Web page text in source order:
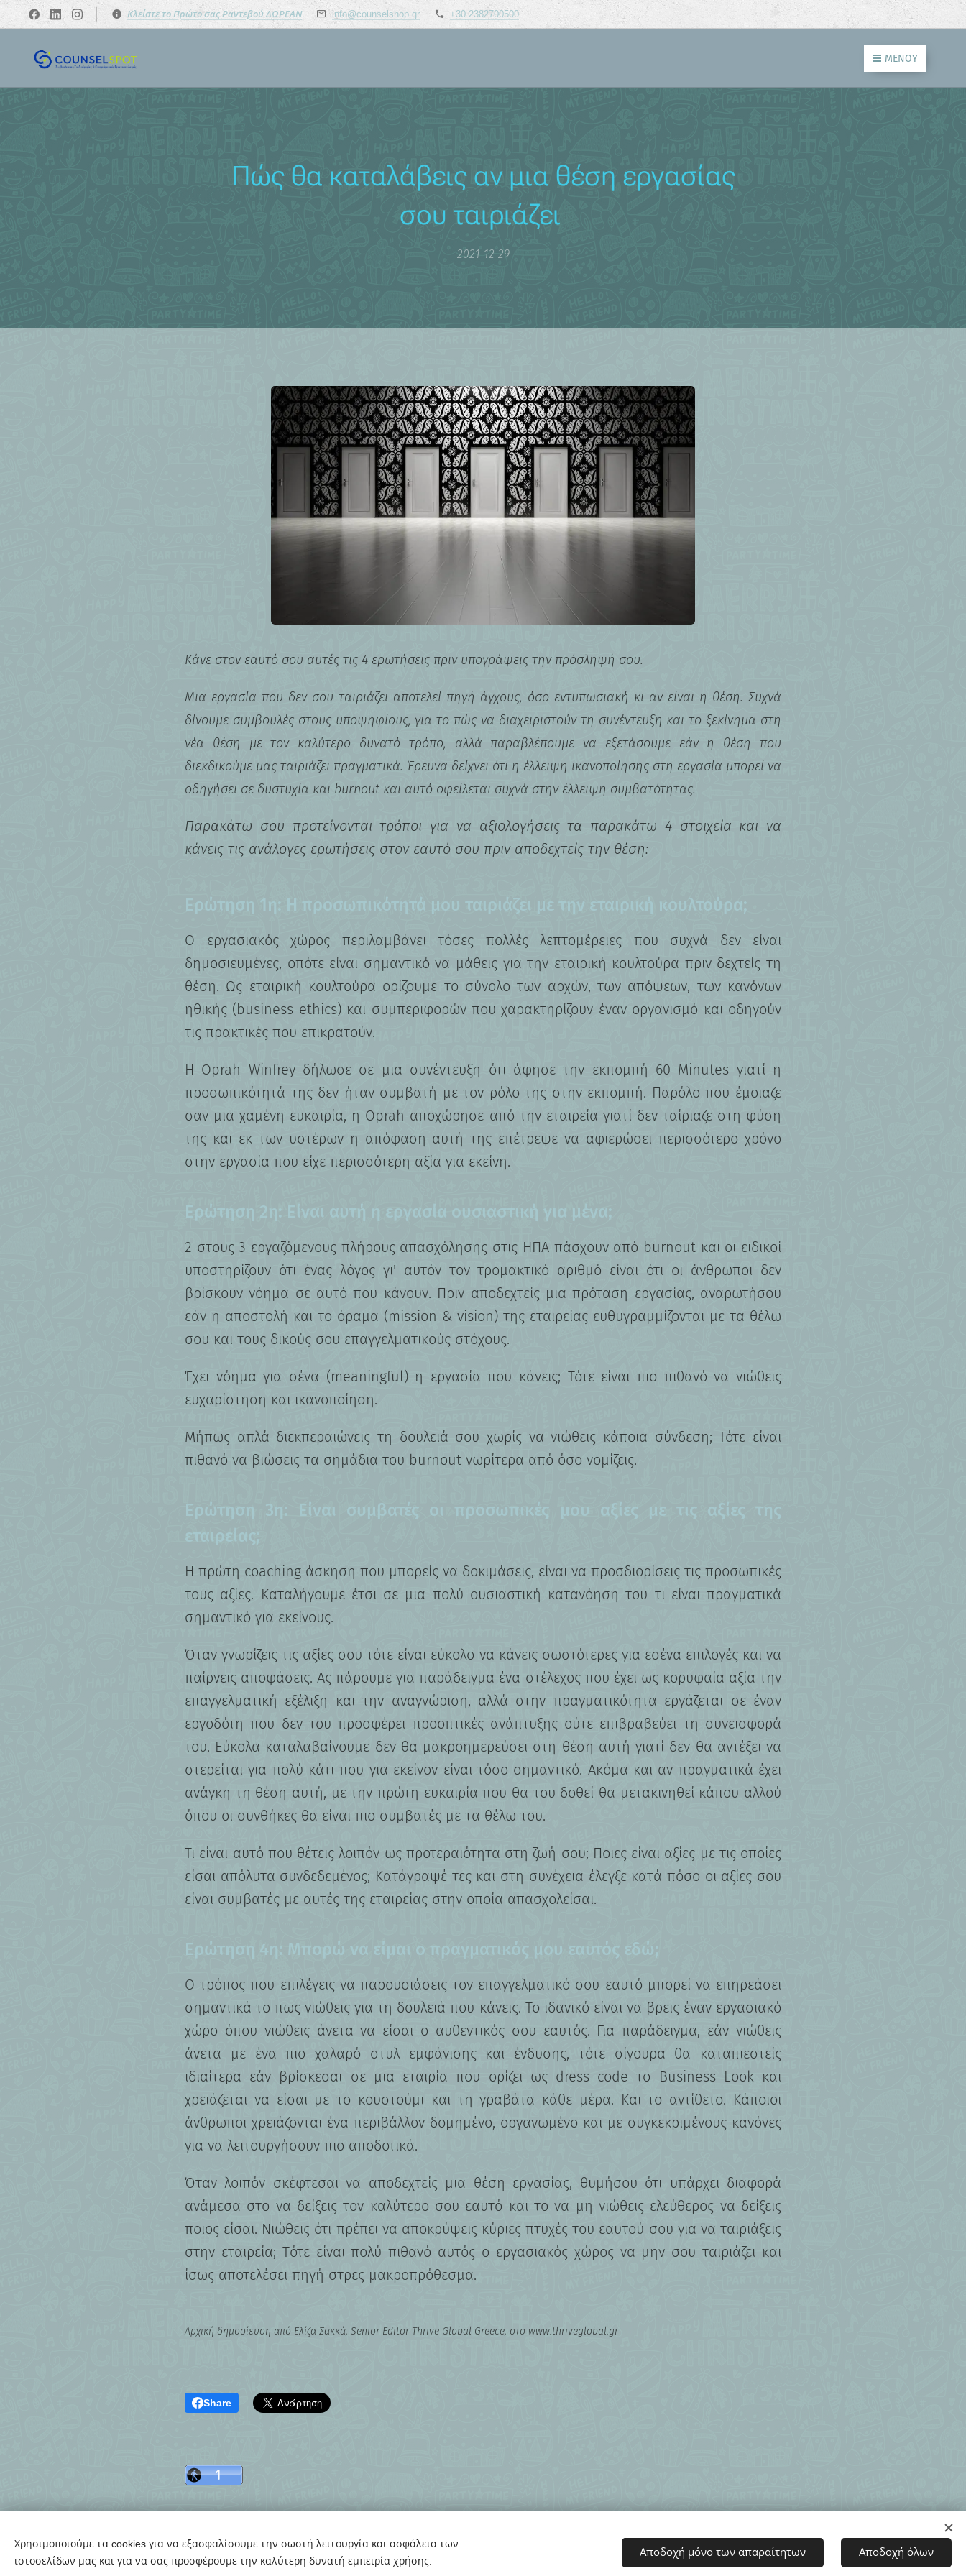
✖
Επαγγελματικού
Προσανατολισμού!
Ανακάλυψε τις πραγματικές σου
δυνατότητες και σχεδίασε την ιδανική
καριέρα.
Ξεκίνα τώρα
Κλείστε το Πρώτο σας Ραντεβού ΔΩΡΕΑΝ info@counselshop.gr +30 2382700500
ΜΕΝΟΎ
Πώς θα καταλάβεις αν μια θέση εργασίας
σου ταιριάζει
2021-12-29
Κάνε στον εαυτό σου αυτές τις 4 ερωτήσεις πριν υπογράψεις την πρόσληψή σου.
Μια εργασία που δεν σου ταιριάζει αποτελεί πηγή άγχους, όσο εντυπωσιακή κι αν είναι η θέση. Συχνά
δίνουμε συμβουλές στους υποψηφίους, για το πώς να διαχειριστούν τη συνέντευξη και το ξεκίνημα στη
νέα θέση με τον καλύτερο δυνατό τρόπο, αλλά παραβλέπουμε να εξετάσουμε εάν η θέση που
διεκδικούμε μας ταιριάζει πραγματικά. Έρευνα δείχνει ότι η έλλειψη ικανοποίησης στη εργασία μπορεί να
οδηγήσει σε δυστυχία και burnout και αυτό οφείλεται συχνά στην έλλειψη συμβατότητας.
Παρακάτω σου προτείνονται τρόποι για να αξιολογήσεις τα παρακάτω 4 στοιχεία και να
κάνεις τις ανάλογες ερωτήσεις στον εαυτό σου πριν αποδεχτείς την θέση:
Ερώτηση 1η: Η προσωπικότητά μου ταιριάζει με την εταιρική κουλτούρα;
Ο εργασιακός χώρος περιλαμβάνει τόσες πολλές λεπτομέρειες που συχνά δεν είναι
δημοσιευμένες, οπότε είναι σημαντικό να μάθεις για την εταιρική κουλτούρα πριν δεχτείς τη
θέση. Ως εταιρική κουλτούρα ορίζουμε το σύνολο των αρχών, των απόψεων, των κανόνων
ηθικής (business ethics) και συμπεριφορών που χαρακτηρίζουν έναν οργανισμό και οδηγούν
τις πρακτικές που επικρατούν.
Η Oprah Winfrey δήλωσε σε μια συνέντευξη ότι άφησε την εκπομπή 60 Minutes γιατί η
προσωπικότητά της δεν ήταν συμβατή με τον ρόλο της στην εκπομπή. Παρόλο που έμοιαζε
σαν μια χαμένη ευκαιρία, η Oprah αποχώρησε από την εταιρεία γιατί δεν ταίριαζε στη φύση
της και εκ των υστέρων η απόφαση αυτή της επέτρεψε να αφιερώσει περισσότερο χρόνο
στην εργασία που είχε περισσότερη αξία για εκείνη.
Ερώτηση 2η: Είναι αυτή η εργασία ουσιαστική για μένα;
2 στους 3 εργαζόμενους πλήρους απασχόλησης στις ΗΠΑ πάσχουν από burnout και οι ειδικοί
υποστηρίζουν ότι ένας λόγος γι' αυτόν τον τρομακτικό αριθμό είναι ότι οι άνθρωποι δεν
βρίσκουν νόημα σε αυτό που κάνουν. Πριν αποδεχτείς μια πρόταση εργασίας, αναρωτήσου
εάν η αποστολή και το όραμα (mission & vision) της εταιρείας ευθυγραμμίζονται με τα θέλω
σου και τους δικούς σου επαγγελματικούς στόχους.
Έχει νόημα για σένα (meaningful) η εργασία που κάνεις; Τότε είναι πιο πιθανό να νιώθεις
ευχαρίστηση και ικανοποίηση.
Μήπως απλά διεκπεραιώνεις τη δουλειά σου χωρίς να νιώθεις κάποια σύνδεση; Τότε είναι
πιθανό να βιώσεις τα σημάδια του burnout νωρίτερα από όσο νομίζεις.
Ερώτηση 3η: Είναι συμβατές οι προσωπικές μου αξίες με τις αξίες της
εταιρείας;
Η πρώτη coaching άσκηση που μπορείς να δοκιμάσεις, είναι να προσδιορίσεις τις προσωπικές
τους αξίες. Καταλήγουμε έτσι σε μια πολύ ουσιαστική κατανόηση του τι είναι πραγματικά
σημαντικό για εκείνους.
Όταν γνωρίζεις τις αξίες σου τότε είναι εύκολο να κάνεις σωστότερες για εσένα επιλογές και να
παίρνεις αποφάσεις. Ας πάρουμε για παράδειγμα ένα στέλεχος που έχει ως κορυφαία αξία την
επαγγελματική εξέλιξη και την αναγνώριση, αλλά στην πραγματικότητα εργάζεται σε έναν
εργοδότη που δεν του προσφέρει προοπτικές ανάπτυξης ούτε επιβραβεύει τη συνεισφορά
του. Εύκολα καταλαβαίνουμε δεν θα μακροημερεύσει στη θέση αυτή γιατί δεν θα αντέξει να
στερείται για πολύ κάτι που για εκείνον είναι τόσο σημαντικό. Ακόμα και αν πραγματικά έχει
ανάγκη τη θέση αυτή, με την πρώτη ευκαιρία που θα του δοθεί θα μετακινηθεί κάπου αλλού
όπου οι συνθήκες θα είναι πιο συμβατές με τα θέλω του.
Τι είναι αυτό που θέτεις λοιπόν ως προτεραιότητα στη ζωή σου; Ποιες είναι αξίες με τις οποίες
είσαι απόλυτα συνδεδεμένος; Κατάγραψέ τες και στη συνέχεια έλεγξε κατά πόσο οι αξίες σου
είναι συμβατές με αυτές της εταιρείας στην οποία απασχολείσαι.
Ερώτηση 4η: Μπορώ να είμαι ο πραγματικός μου εαυτός εδώ;
Ο τρόπος που επιλέγεις να παρουσιάσεις τον επαγγελματικό σου εαυτό μπορεί να επηρεάσει
σημαντικά το πως νιώθεις για τη δουλειά που κάνεις. Το ιδανικό είναι να βρεις έναν εργασιακό
χώρο όπου νιώθεις άνετα να είσαι ο αυθεντικός σου εαυτός. Για παράδειγμα, εάν νιώθεις
άνετα με ένα πιο χαλαρό στυλ εμφάνισης και ένδυσης, τότε σίγουρα θα καταπιεστείς
ιδιαίτερα εάν βρίσκεσαι σε μια εταιρία που ορίζει ως dress code το Business Look και
χρειάζεται να είσαι με το κουστούμι και τη γραβάτα κάθε μέρα. Και το αντίθετο. Κάποιοι
άνθρωποι χρειάζονται ένα περιβάλλον δομημένο, οργανωμένο και με συγκεκριμένους κανόνες
για να λειτουργήσουν πιο αποδοτικά.
Όταν λοιπόν σκέφτεσαι να αποδεχτείς μια θέση εργασίας, θυμήσου ότι υπάρχει διαφορά
ανάμεσα στο να δείξεις τον καλύτερο σου εαυτό και το να μη νιώθεις ελεύθερος να δείξεις
ποιος είσαι. Νιώθεις ότι πρέπει να αποκρύψεις κύριες πτυχές του εαυτού σου για να ταιριάξεις
στην εταιρεία; Tότε είναι πολύ πιθανό αυτός ο εργασιακός χώρος να μην σου ταιριάζει και
ίσως αποτελέσει πηγή στρες μακροπρόθεσμα.
Αρχική δημοσίευση από Ελίζα Σακκά, Senior Editor Thrive Global Greece, στο www.thriveglobal.gr
Share
© 2020-26 Εργαστήρι Συμβουλευτικής & Προσανατολισμού | Υλοποιήθηκε από τo CounselShop.gr
Χρησιμοποιούμε τα cookies για να εξασφαλίσουμε την σωστή λειτουργία και ασφάλεια των
ιστοσελίδων μας και για να σας προσφέρουμε την καλύτερη δυνατή εμπειρία χρήσης.
Αποδοχή μόνο των απαραίτητων Αποδοχή όλων